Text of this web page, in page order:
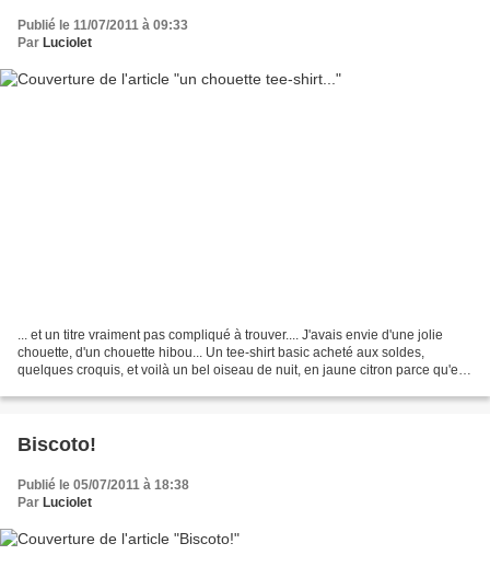
Publié le 11/07/2011 à 09:33
Par Luciolet
... et un titre vraiment pas compliqué à trouver.... J'avais envie d'une jolie
chouette, d'un chouette hibou... Un tee-shirt basic acheté aux soldes,
quelques croquis, et voilà un bel oiseau de nuit, en jaune citron parce qu'en
Biscoto!
Publié le 05/07/2011 à 18:38
Par Luciolet